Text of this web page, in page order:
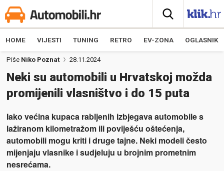
HOME VIJESTI TUNING RETRO EV-ZONA OGLASNIK
Piše Niko Poznat 28.11.2024
Neki su automobili u Hrvatskoj možda
promijenili vlasništvo i do 15 puta
Iako većina kupaca rabljenih izbjegava automobile s
lažiranom kilometražom ili poviješću oštećenja,
automobili mogu kriti i druge tajne. Neki modeli često
mijenjaju vlasnike i sudjeluju u brojnim prometnim
nesrećama.